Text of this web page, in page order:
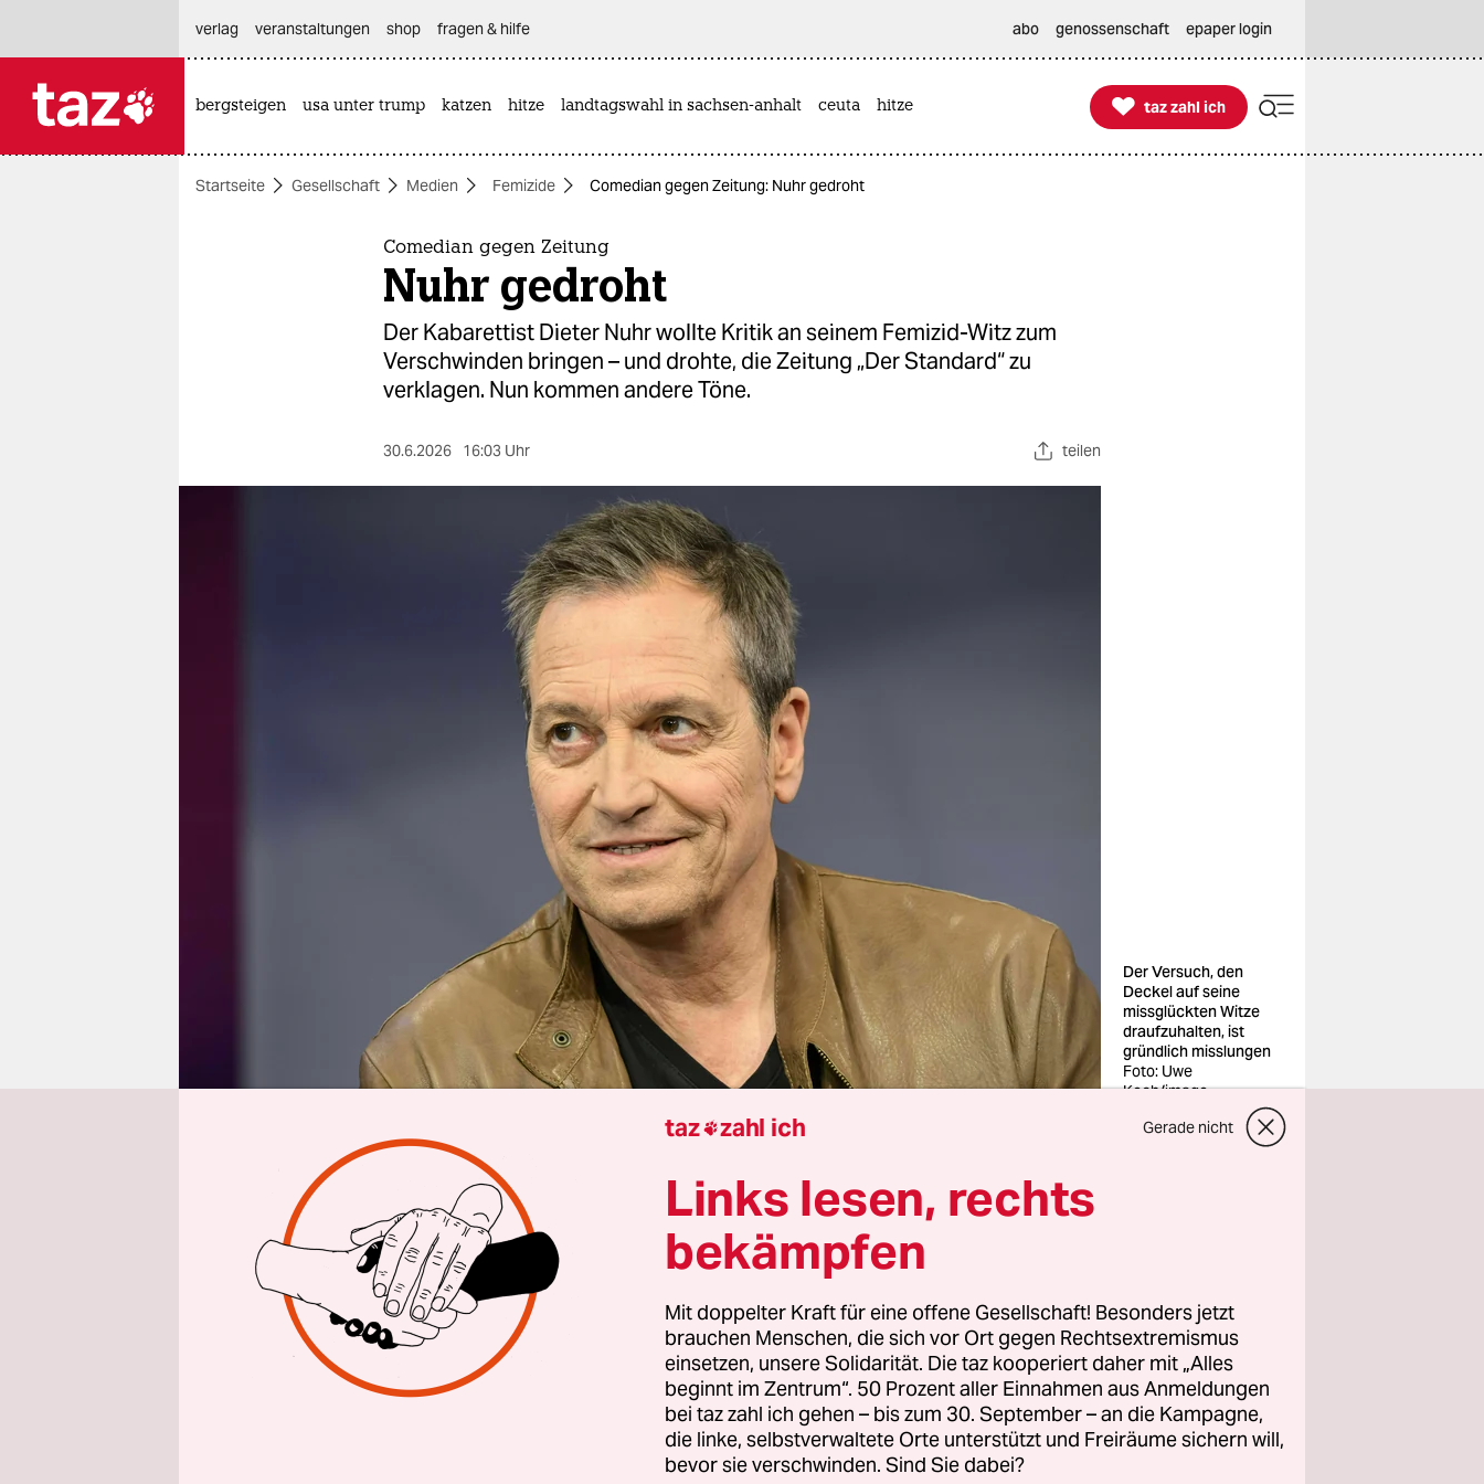
themen
verlag
veranstaltungen shop fragen & hilfe abo genossenschaft epaper login
bergsteigen usa unter trump katzen hitze landtagswahl in sachsen-anhalt ceuta hitze 
taz zahl ich
taz zahl ich
Startseite Gesellschaft Medien Femizide Comedian gegen Zeitung: Nuhr gedroht
Comedian gegen Zeitung
Nuhr gedroht
Der Kabarettist Dieter Nuhr wollte Kritik an seinem Femizid-Witz zum
Verschwinden bringen – und drohte, die Zeitung „Der Standard“ zu
verklagen. Nun kommen andere Töne.
30.6.2026 16:03 Uhr teilen
Der Versuch, den
Deckel auf seine
missglückten Witze
draufzuhalten, ist
gründlich misslungen
Foto: Uwe
Koch/imago
Aus Wien
Meinungsfreiheit ja, aber nur, wenn sie nicht gegen einen selbst geht?
Diesen Vorwurf muss sich
Dieter Nuhr
gefallen lassen, der von der
österreichischen Zeitung
Der Standardin einem Kommentarkritisiert
wurde, weil er einen Witz im Zusammenhang mit Frauenmorden
gemacht hatte. Nuhrs Produktionsfirma forderte die Zeitung auf, den
andernfalls würde sie klagen.
taz zahl ich Gerade nicht
Links lesen, rechts
bekämpfen
Mit doppelter Kraft für eine offene Gesellschaft! Besonders jetzt
brauchen Menschen, die sich vor Ort gegen Rechtsextremismus
einsetzen, unsere Solidarität. Die taz kooperiert daher mit „Alles
beginnt im Zentrum“. 50 Prozent aller Einnahmen aus Anmeldungen
bei taz zahl ich gehen – bis zum 30. September – an die Kampagne,
die linke, selbstverwaltete Orte unterstützt und Freiräume sichern will,
bevor sie verschwinden. Sind Sie dabei?